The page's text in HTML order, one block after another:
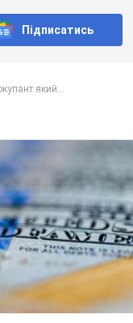
Підписатись
який...